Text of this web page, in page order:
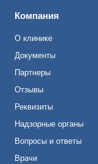
Компания
О клинике
Документы
Партнеры
Отзывы
Реквизиты
Надзорные органы
Вопросы и ответы
Врачи